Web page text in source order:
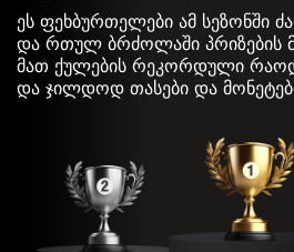
ეს ფეხბურთელები ამ სეზონში
და რთულ ბრძოლაში პრიზების
მათ ქულების რეკორდული
და ჯილდოდ თასები და